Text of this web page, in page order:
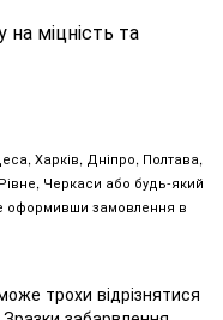
на міцність та
Харків, Дніпро, Полтава,
Черкаси або будь-який
оформивши замовлення в
трохи відрізнятися